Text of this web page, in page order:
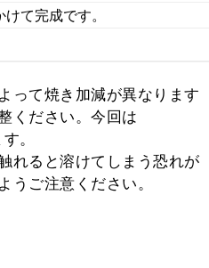
て完成です。
って焼き加減が異なります
ください。今回は
。
れると溶けてしまう恐れが
うご注意ください。